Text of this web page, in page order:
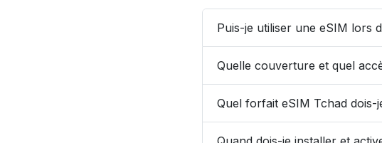
Puis-je utiliser une eSIM lors
Quelle couverture et quel
Quel forfait eSIM Tchad dois-